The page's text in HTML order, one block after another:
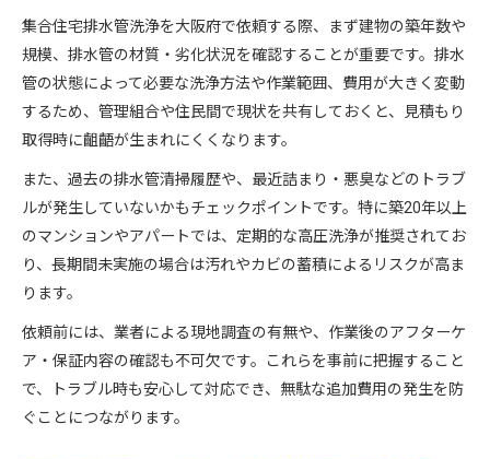
集合住宅排水管洗浄を大阪府で依頼する際、まず建物の築年数や
規模、排水管の材質・劣化状況を確認することが重要です。排水
管の状態によって必要な洗浄方法や作業範囲、費用が大きく変動
するため、管理組合や住民間で現状を共有しておくと、見積もり
取得時に齟齬が生まれにくくなります。
また、過去の排水管清掃履歴や、最近詰まり・悪臭などのトラブ
ルが発生していないかもチェックポイントです。特に築20年以上
のマンションやアパートでは、定期的な高圧洗浄が推奨されてお
り、長期間未実施の場合は汚れやカビの蓄積によるリスクが高ま
ります。
依頼前には、業者による現地調査の有無や、作業後のアフターケ
ア・保証内容の確認も不可欠です。これらを事前に把握すること
で、トラブル時も安心して対応でき、無駄な追加費用の発生を防
ぐことにつながります。